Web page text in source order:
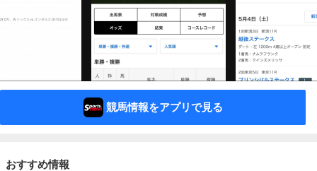
競馬情報をアプリで見る
おすすめ情報